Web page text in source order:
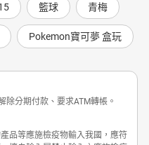
籃球 青梅
Pokemon寶可夢 盒玩
除分期付款、要求ATM轉帳。
品等應施檢疫物輸入我國，應符